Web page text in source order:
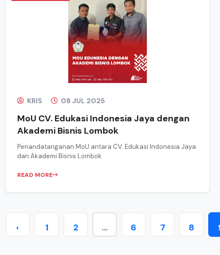
KRIS 08 JUL 2025
MoU CV. Edukasi Indonesia Jaya dengan
Akademi Bisnis Lombok
Penandatanganan MoU antara CV. Edukasi Indonesia Jaya
dan Akademi Bisnis Lombok
READ MORE
‹ 1 2 ... 6 7 8